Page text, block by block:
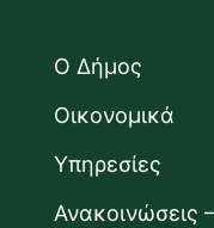
Ο Δήμος
Οικονομικά
Υπηρεσίες
Ανακοινώσεις